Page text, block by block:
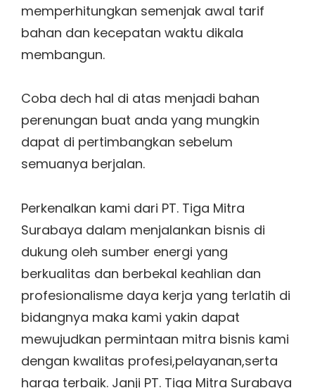
memperhitungkan semenjak awal tarif
bahan dan kecepatan waktu dikala
membangun.
Coba dech hal di atas menjadi bahan
perenungan buat anda yang mungkin
dapat di pertimbangkan sebelum
semuanya berjalan.
Perkenalkan kami dari PT. Tiga Mitra
Surabaya dalam menjalankan bisnis di
dukung oleh sumber energi yang
berkualitas dan berbekal keahlian dan
profesionalisme daya kerja yang terlatih di
bidangnya maka kami yakin dapat
mewujudkan permintaan mitra bisnis kami
dengan kwalitas profesi,pelayanan,serta
harga terbaik. Janji PT. Tiga Mitra Surabaya